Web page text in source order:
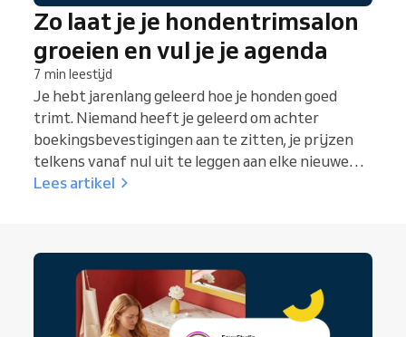
Zo laat je je hondentrimsalon
groeien en vul je je agenda
7 min leestijd
Je hebt jarenlang geleerd hoe je honden goed
trimt. Niemand heeft je geleerd om achter
boekingsbevestigingen aan te zitten, je prijzen
telkens vanaf nul uit te leggen aan elke nieuwe
klant of naar een halflege dinsdagagenda te
ingericht.
Lees artikel